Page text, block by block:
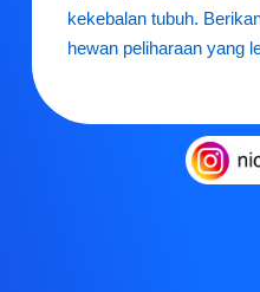
kekebalan tubuh.
hewan peliharaan yang